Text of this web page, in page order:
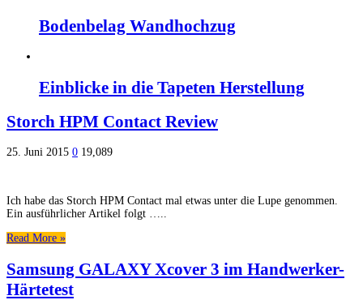
Bodenbelag Wandhochzug
Einblicke in die Tapeten Herstellung
Storch HPM Contact Review
25. Juni 2015 0 19,089
Ich habe das Storch HPM Contact mal etwas unter die Lupe genommen.
Ein ausführlicher Artikel folgt …..
Read More »
Samsung GALAXY Xcover 3 im Handwerker-
Härtetest